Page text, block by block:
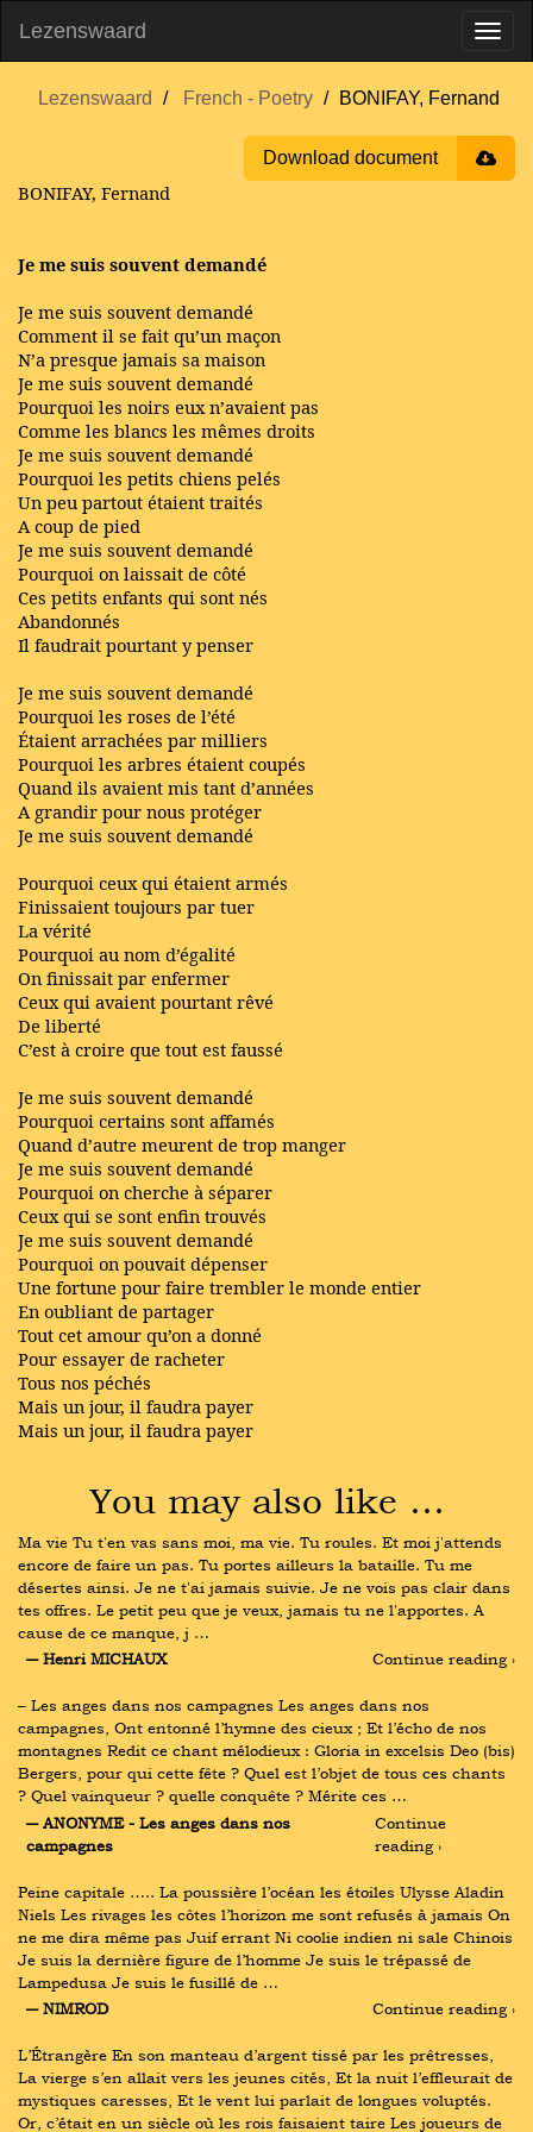
Lezenswaard
Lezenswaard French - Poetry BONIFAY, Fernand
Download document
BONIFAY, Fernand
Je me suis souvent demandé
Je me suis souvent demandé
Comment il se fait qu’un maçon
N’a presque jamais sa maison
Je me suis souvent demandé
Pourquoi les noirs eux n’avaient pas
Comme les blancs les mêmes droits
Je me suis souvent demandé
Pourquoi les petits chiens pelés
Un peu partout étaient traités
A coup de pied
Je me suis souvent demandé
Pourquoi on laissait de côté
Ces petits enfants qui sont nés
Abandonnés
Il faudrait pourtant y penser
Je me suis souvent demandé
Pourquoi les roses de l’été
Étaient arrachées par milliers
Pourquoi les arbres étaient coupés
Quand ils avaient mis tant d’années
A grandir pour nous protéger
Je me suis souvent demandé
Pourquoi ceux qui étaient armés
Finissaient toujours par tuer
La vérité
Pourquoi au nom d’égalité
On finissait par enfermer
Ceux qui avaient pourtant rêvé
De liberté
C’est à croire que tout est faussé
Je me suis souvent demandé
Pourquoi certains sont affamés
Quand d’autre meurent de trop manger
Je me suis souvent demandé
Pourquoi on cherche à séparer
Ceux qui se sont enfin trouvés
Je me suis souvent demandé
Pourquoi on pouvait dépenser
Une fortune pour faire trembler le monde entier
En oubliant de partager
Tout cet amour qu’on a donné
Pour essayer de racheter
Tous nos péchés
Mais un jour, il faudra payer
Mais un jour, il faudra payer
You may also like …
Ma vie Tu t'en vas sans moi, ma vie. Tu roules. Et moi j'attends
encore de faire un pas. Tu portes ailleurs la bataille. Tu me
désertes ainsi. Je ne t'ai jamais suivie. Je ne vois pas clair dans
tes offres. Le petit peu que je veux, jamais tu ne l'apportes. A
cause de ce manque, j …
― Henri MICHAUX
Continue reading ›
– Les anges dans nos campagnes Les anges dans nos
campagnes, Ont entonné l’hymne des cieux ; Et l’écho de nos
montagnes Redit ce chant mélodieux : Gloria in excelsis Deo (bis)
Bergers, pour qui cette fête ? Quel est l’objet de tous ces chants
? Quel vainqueur ? quelle conquête ? Mérite ces …
― ANONYME - Les anges dans nos
campagnes
Continue
reading ›
Peine capitale ….. La poussière l’océan les étoiles Ulysse Aladin
Niels Les rivages les côtes l’horizon me sont refusés à jamais On
ne me dira même pas Juif errant Ni coolie indien ni sale Chinois
Je suis la dernière figure de l’homme Je suis le trépassé de
Lampedusa Je suis le fusillé de …
― NIMROD
Continue reading ›
L’Étrangère En son manteau d’argent tissé par les prêtresses,
La vierge s’en allait vers les jeunes cités, Et la nuit l’effleurait de
mystiques caresses, Et le vent lui parlait de longues voluptés.
Or, c’était en un siècle où les rois faisaient taire Les joueurs de